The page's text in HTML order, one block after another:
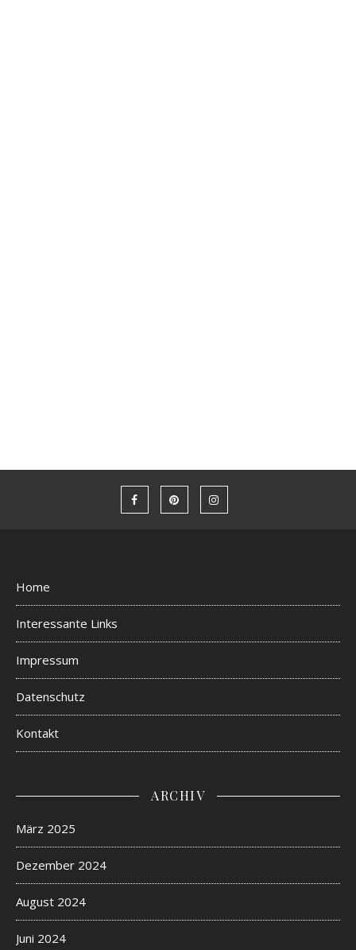
Home
Interessante Links
Impressum
Datenschutz
Kontakt
ARCHIV
März 2025
Dezember 2024
August 2024
Juni 2024